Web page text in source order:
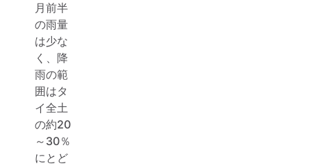
月前半
の雨量
は少な
く、降
雨の範
囲はタ
イ全土
の約20
～30％
にとど